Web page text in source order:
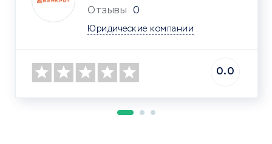
Отзывы 0
Юридические компании
0.0